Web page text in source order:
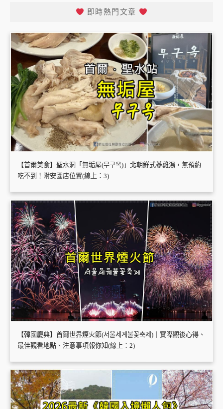
即時熱門文章
【首爾美食】聖水洞「無垢屋(무구옥)」北朝鮮式蔘雞湯，無預約
吃不到！附安國店位置(線上：3)
【韓國慶典】首爾世界煙火節(서울세계불꽃축제)｜實際觀後心得、
最佳觀看地點、注意事項報你知(線上：2)